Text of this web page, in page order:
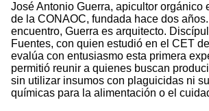
José Antonio Guerra, apicultor orgánico
de la CONAOC, fundada hace dos
encuentro, Guerra es arquitecto.
Fuentes, con quien estudió en el CET
evalúa con entusiasmo esta primera
permitió reunir a quienes buscan
sin utilizar insumos con plaguicidas ni
químicas para la alimentación o el